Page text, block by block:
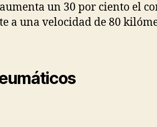
un 30 por ciento el
a una velocidad de 80